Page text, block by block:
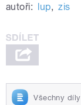
autoři: lup, zis
Všechny